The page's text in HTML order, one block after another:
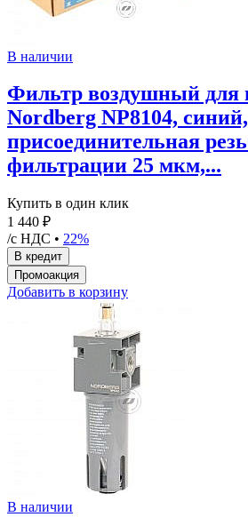
В наличии
Фильтр воздушный для
Nordberg NP8104, синий,
присоединительная
фильтрации 25 мкм,...
Купить в один клик
1 440 ₽
/с НДС • 22%
Добавить в корзину
В наличии